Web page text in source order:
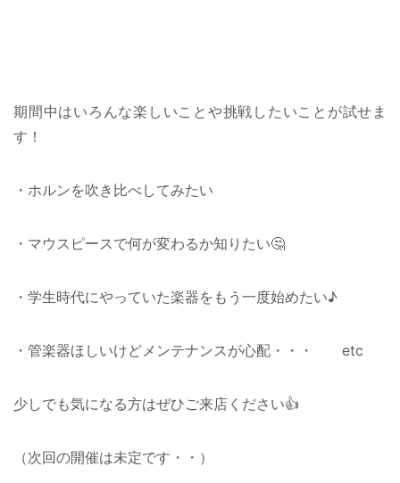
期間中はいろんな楽しいことや挑戦したいことが試せま
す！
・ホルンを吹き比べしてみたい
・マウスピースで何が変わるか知りたい🤔
・学生時代にやっていた楽器をもう一度始めたい♪
・管楽器ほしいけどメンテナンスが心配・・・ etc
少しでも気になる方はぜひご来店ください👍
（次回の開催は未定です・・）